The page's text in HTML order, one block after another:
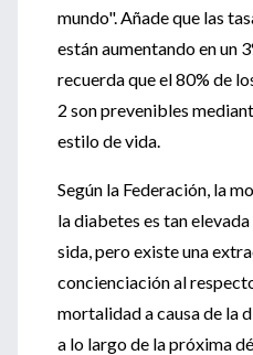
mundo". Añade que las
están aumentando en un
recuerda que el 80% de
2 son prevenibles
estilo de vida.
Según la Federación, la
la diabetes es tan
sida, pero existe una
concienciación al
mortalidad a causa de la
a lo largo de la próxima